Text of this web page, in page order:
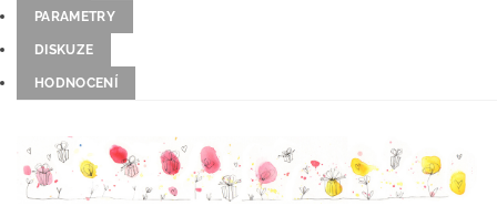
PARAMETRY
DISKUZE
HODNOCENÍ